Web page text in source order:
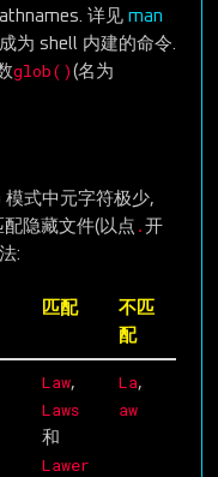
详见 man
为 shell 内建的命令.
glob() (名为
式中元字符极少,
隐藏文件(以点 . 开
:
匹配
不匹
配
Law,
Laws
和
Lawer
La,
aw